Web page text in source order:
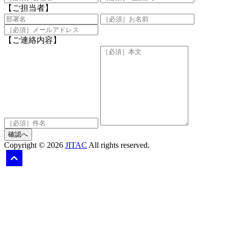
【ご担当者】
【ご連絡内容】
確認へ
Copyright © 2026 JITAC All rights reserved.